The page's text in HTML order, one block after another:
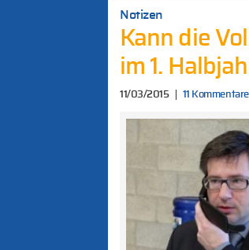
Notizen
Kann die
im 1.
11/03/2015 11 Kommentare